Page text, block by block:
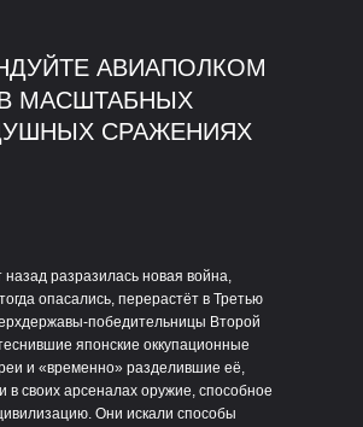
АВИАПОЛКОМ
МАСШТАБНЫХ
СРАЖЕНИЯХ
назад разразилась новая война,
опасались, перерастёт в Третью
победительницы Второй
японские оккупационные
и «временно» разделившие её,
в своих арсеналах оружие, способное
Они искали способы